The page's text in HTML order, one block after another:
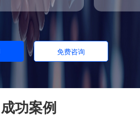
免费咨询
成功案例